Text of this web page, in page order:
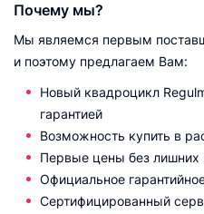
Почему мы?
Мы являемся первым
и поэтому предлагаем Вам:
Новый квадроцикл
гарантией
Возможность купить в
Первые цены без лишних
Официальное
Сертифицированный